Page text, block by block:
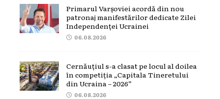
Primarul Varșoviei acordă din nou
patronaj manifestărilor dedicate Zilei
Independenței Ucrainei
06.08.2026
Cernăuțiul s-a clasat pe locul al doilea
în competiția „Capitala Tineretului
din Ucraina – 2026”
06.08.2026